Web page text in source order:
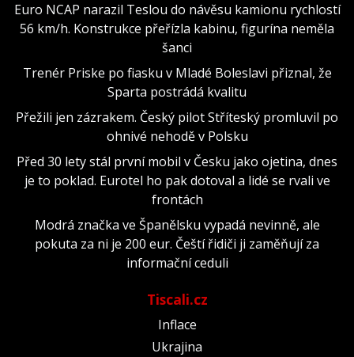
Euro NCAP narazil Teslou do návěsu kamionu rychlostí
56 km/h. Konstrukce přeřízla kabinu, figurína neměla
šanci
Trenér Priske po fiasku v Mladé Boleslavi přiznal, že
Sparta postrádá kvalitu
Přežili jen zázrakem. Český pilot Stříteský promluvil po
ohnivé nehodě v Polsku
Před 30 lety stál první mobil v Česku jako ojetina, dnes
je to poklad. Eurotel ho pak dotoval a lidé se rvali ve
frontách
Modrá značka ve Španělsku vypadá nevinně, ale
pokuta za ni je 200 eur. Čeští řidiči ji zaměňují za
informační ceduli
Tiscali.cz
Inflace
Ukrajina